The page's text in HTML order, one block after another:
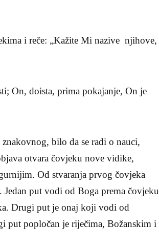
i reče: „Kažite Mi nazive njihove,
On, doista, prima pokajanje, On je
bilo da se radi o nauci,
otvara čovjeku nove vidike,
Od stvaranja prvog čovjeka
put vodi od Boga prema čovjeku
Drugi put je onaj koji vodi od
put popločan je riječima, Božanskim i